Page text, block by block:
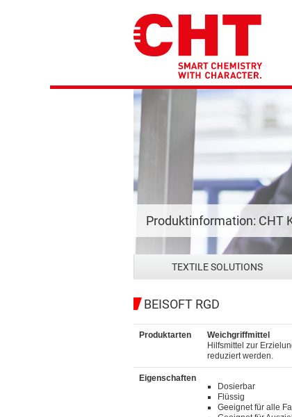
Produktinformation: CHT
TEXTILE SOLUTIONS
BEISOFT RGD
Produktarten
Weichgriffmittel
Hilfsmittel zur
reduziert werden.
Eigenschaften
Dosierbar
Flüssig
Geeignet für alle